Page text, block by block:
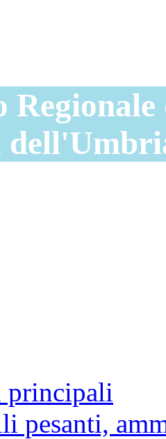
principali
pesanti,